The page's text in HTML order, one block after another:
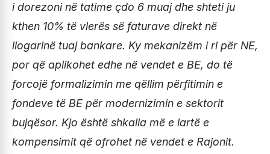
i dorezoni në tatime çdo 6 muaj dhe shteti ju
kthen 10% të vlerës së faturave direkt në
llogarinë tuaj bankare. Ky mekanizëm i ri për NE,
por që aplikohet edhe në vendet e BE, do të
forcojë formalizimin me qëllim përfitimin e
fondeve të BE për modernizimin e sektorit
bujqësor. Kjo është shkalla më e lartë e
kompensimit që ofrohet në vendet e Rajonit.